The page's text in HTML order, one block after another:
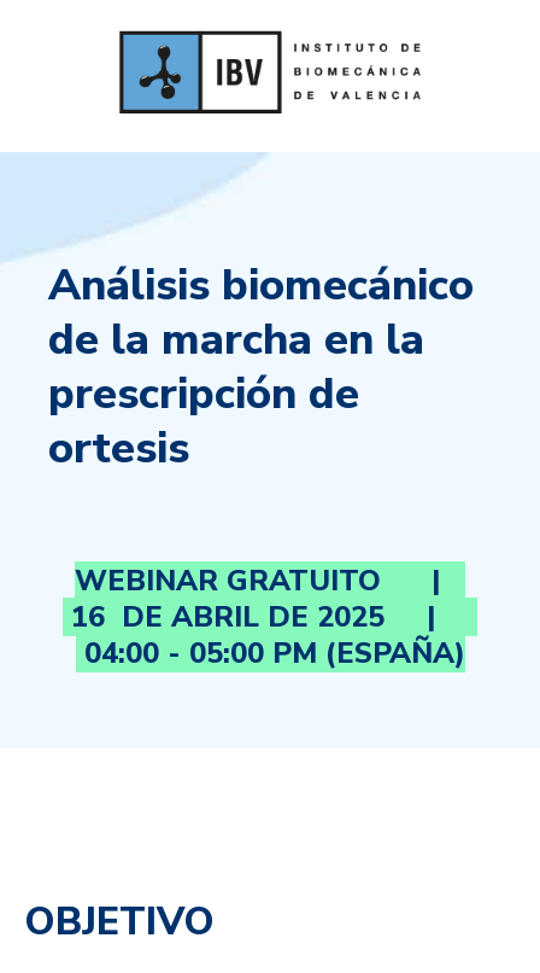
Análisis biomecánico
de la marcha en la
prescripción de
ortesis
WEBINAR GRATUITO |
16 DE ABRIL DE 2025 |
04:00 - 05:00 PM (ESPAÑA)
OBJETIVO